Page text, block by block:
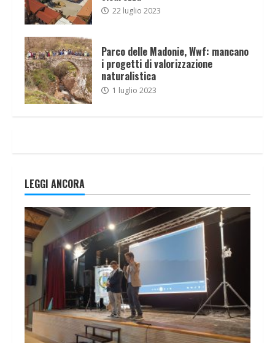
22 luglio 2023
Parco delle Madonie, Wwf: mancano
i progetti di valorizzazione
naturalistica
1 luglio 2023
LEGGI ANCORA